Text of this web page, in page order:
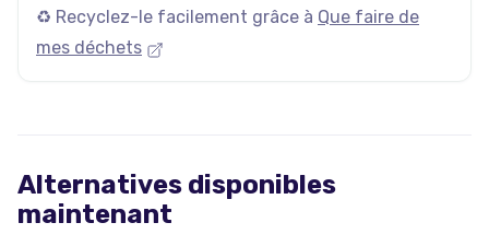
♻️ Recyclez-le facilement grâce à Que faire de
mes déchets
Alternatives disponibles
maintenant